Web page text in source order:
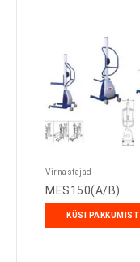
Virnastajad
MES150(A/B)
KÜSI PAKKUMIST